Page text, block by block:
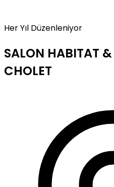
Her Yıl Düzenleniyor
SALON HABITAT
CHOLET